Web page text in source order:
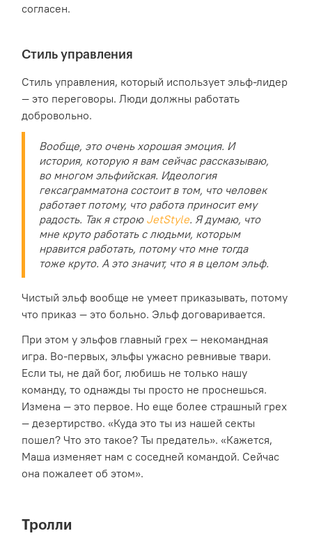
согласен.
Стиль управления
Стиль управления, который использует эльф-лидер
— это переговоры. Люди должны работать
добровольно.
Вообще, это очень хорошая эмоция. И
история, которую я вам сейчас рассказываю,
во многом эльфийская. Идеология
гексаграмматона состоит в том, что человек
работает потому, что работа приносит ему
радость. Так я строю JetStyle. Я думаю, что
мне круто работать с людьми, которым
нравится работать, потому что мне тогда
тоже круто. А это значит, что я в целом эльф.
Чистый эльф вообще не умеет приказывать, потому
что приказ — это больно. Эльф договаривается.
При этом у эльфов главный грех — некомандная
игра. Во-первых, эльфы ужасно ревнивые твари.
Если ты, не дай бог, любишь не только нашу
команду, то однажды ты просто не проснешься.
Измена — это первое. Но еще более страшный грех
— дезертирство. «Куда это ты из нашей секты
пошел? Что это такое? Ты предатель». «Кажется,
Маша изменяет нам с соседней командой. Сейчас
она пожалеет об этом».
Тролли